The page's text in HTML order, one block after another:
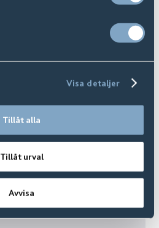
Visa detaljer
Tillåt alla
Tillåt urval
Avvisa